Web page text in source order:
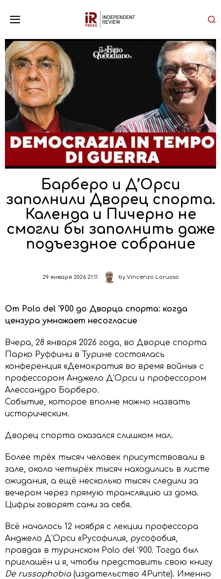
Барберо и Д’Орси
заполнили Дворец спорта.
Календа и Пичерно не
смогли бы заполнить даже
подъездное собрание
29 января 2026 21:11 by Vincenzo Lorusso
От Polo del ’900 до Дворца спорта: когда
цензура умножает несогласие
Вчера, 28 января 2026 года, во Дворце спорта
Парко Руффини в Турине состоялась
конференция «Демократия во время войны» с
профессором Анджело Д’Орси и профессором
Алессандро Барберо.
Событие, которое вполне можно назвать
историческим.
Дворец спорта оказался слишком мал.
Более трёх тысяч человек присутствовали в
зале, около четырёх тысяч находились в листе
ожидания, а ещё несколько тысяч следили за
вечером через прямую трансляцию из дома.
Цифры говорят сами за себя.
Всё началось 12 ноября с лекции профессора
Анджело Д’Орси «Русофилия, русофобия,
правда» в туринском Polo del ’900. Тогда был
приглашён и я, чтобы представить свою книгу
De russophobia (издательство 4Punte). Именно